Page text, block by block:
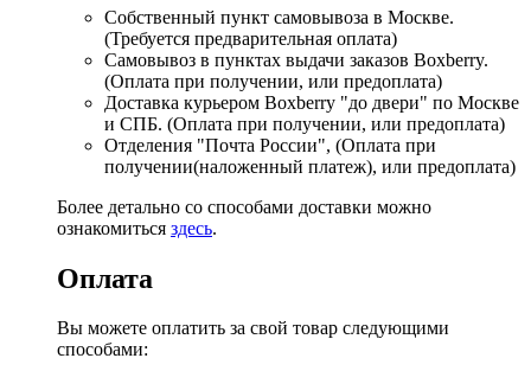
Собственный пункт самовывоза в Москве.
(Требуется предварительная оплата)
Самовывоз в пунктах выдачи заказов Boxberry.
(Оплата при получении, или предоплата)
Доставка курьером Boxberry "до двери" по Москве
и СПБ. (Оплата при получении, или предоплата)
Отделения "Почта России", (Оплата при
получении(наложенный платеж), или предоплата)
Более детально со способами доставки можно
ознакомиться здесь.
Оплата
Вы можете оплатить за свой товар следующими
способами: